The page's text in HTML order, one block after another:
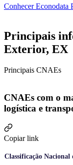
Conhecer Econodata
Principais
Exterior, EX
Principais CNAEs
CNAEs com o
logística e
Copiar link
Classificação